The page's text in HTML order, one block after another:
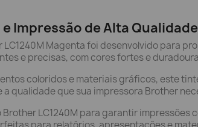
Impressão de Alta Qualidade
LC1240M Magenta foi desenvolvido para
e precisas, com cores fortes e
coloridos e materiais gráficos, este
a qualidade que sua impressora Brother
Brother LC1240M para garantir impressões